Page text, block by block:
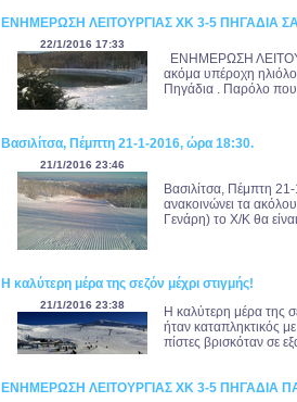
ΕΝΗΜΕΡΩΣΗ ΛΕΙΤΟΥΡΓΙΑΣ ΧΚ 3-5 ΠΗΓΑΔΙΑ
22/1/2016 17:33
ΕΝΗΜΕΡΩΣΗ
ακόμα υπέροχη
Πηγάδια . Παρόλο που
Βασιλίτσα, Πέμπτη 21-1-2016, ώρα 18:30.
21/1/2016 23:46
Βασιλίτσα, Πέμπτη
ανακοινώνει τα
Γενάρη) το Χ/Κ θα
Η καλύτερη μέρα της σεζόν μέχρι στιγμής!
21/1/2016 23:38
Η καλύτερη μέρα της
ήταν καταπληκτικός
πίστες βρισκόταν σε
ΕΝΗΜΕΡΩΣΗ ΛΕΙΤΟΥΡΓΙΑΣ ΧΚ 3-5 ΠΗΓΑΔΙΑ